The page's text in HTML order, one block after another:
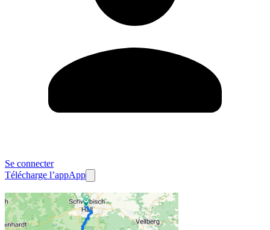
Se connecter
Télécharge l’appApp